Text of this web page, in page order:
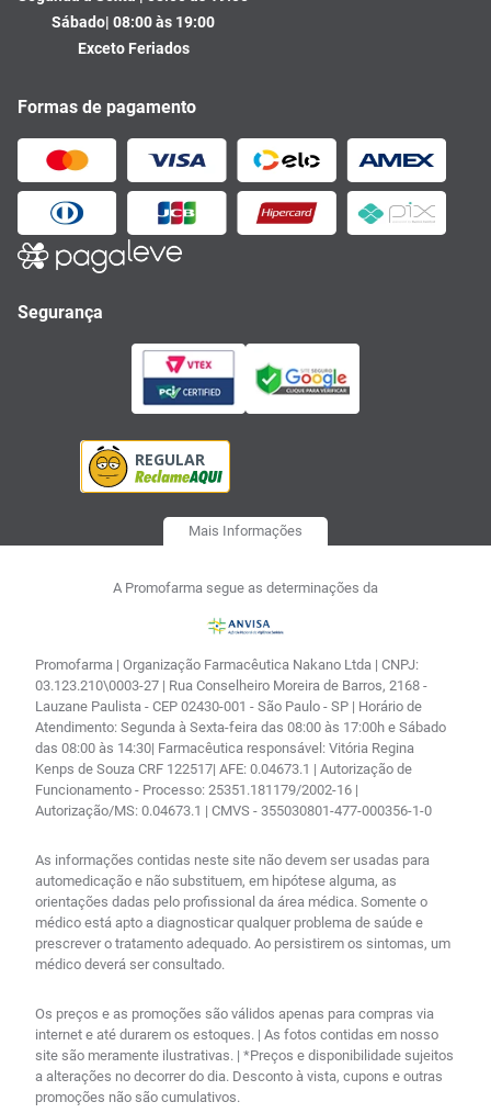
Sábado| 08:00 às 19:00
Exceto Feriados
Formas de pagamento
Segurança
Mais Informações
A Promofarma segue as determinações da
Promofarma | Organização Farmacêutica Nakano Ltda | CNPJ:
03.123.210\0003-27 | Rua Conselheiro Moreira de Barros, 2168 -
Lauzane Paulista - CEP 02430-001 - São Paulo - SP | Horário de
Atendimento: Segunda à Sexta-feira das 08:00 às 17:00h e Sábado
das 08:00 às 14:30| Farmacêutica responsável: Vitória Regina
Kenps de Souza CRF 122517| AFE: 0.04673.1 | Autorização de
Funcionamento - Processo: 25351.181179/2002-16 |
Autorização/MS: 0.04673.1 | CMVS - 355030801-477-000356-1-0
As informações contidas neste site não devem ser usadas para
automedicação e não substituem, em hipótese alguma, as
orientações dadas pelo profissional da área médica. Somente o
médico está apto a diagnosticar qualquer problema de saúde e
prescrever o tratamento adequado. Ao persistirem os sintomas, um
médico deverá ser consultado.
Os preços e as promoções são válidos apenas para compras via
internet e até durarem os estoques. | As fotos contidas em nosso
site são meramente ilustrativas. | *Preços e disponibilidade sujeitos
a alterações no decorrer do dia. Desconto à vista, cupons e outras
promoções não são cumulativos.